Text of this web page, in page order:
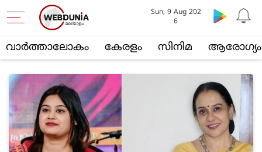
വാര്‍ത്താലോകം കേരളം സിനിമ ആരോഗ്യം
Sun, 9 Aug 202
6